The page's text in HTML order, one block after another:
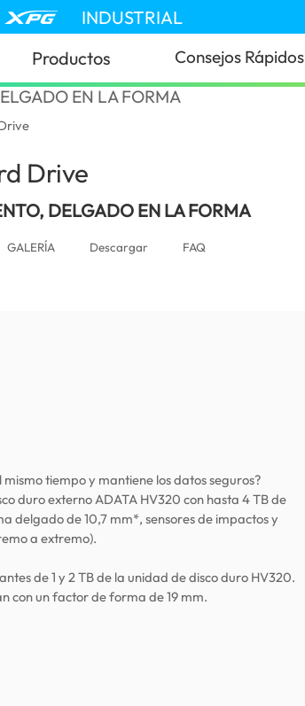
INDUSTRIAL
Productos Consejos Rápidos
Drive
DELGADO EN LA FORMA
GALERÍA Descargar FAQ
tiempo y mantiene los datos seguros?
duro externo ADATA HV320 con hasta 4 TB de
delgado de 10,7 mm*, sensores de impactos y
a extremo).
de 1 y 2 TB de la unidad de disco duro HV320.
con un factor de forma de 19 mm.